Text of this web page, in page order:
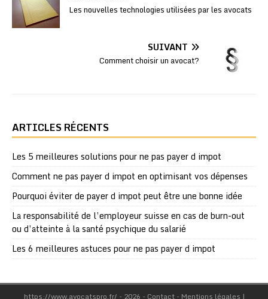
Les nouvelles technologies utilisées par les avocats
SUIVANT
Comment choisir un avocat?
ARTICLES RÉCENTS
Les 5 meilleures solutions pour ne pas payer d impot
Comment ne pas payer d impot en optimisant vos dépenses
Pourquoi éviter de payer d impot peut être une bonne idée
La responsabilité de l’employeur suisse en cas de burn-out
ou d’atteinte à la santé psychique du salarié
Les 6 meilleures astuces pour ne pas payer d impot
https://www.avocatspro.fr/ - 2026 - Contact - Mentions légales |